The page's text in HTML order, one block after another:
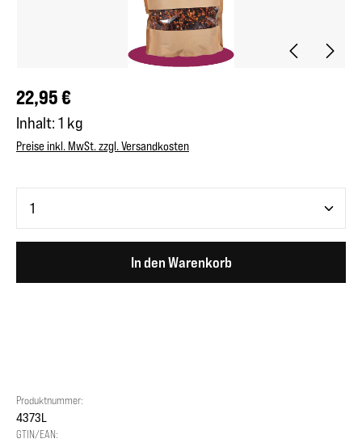
Regulärer Preis:
22,95 €
Inhalt: 1 kg
Preise inkl. MwSt. zzgl. Versandkosten
In den Warenkorb
Produktnummer:
4373L
GTIN/EAN: